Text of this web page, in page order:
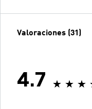
Valoraciones (31)
4.7